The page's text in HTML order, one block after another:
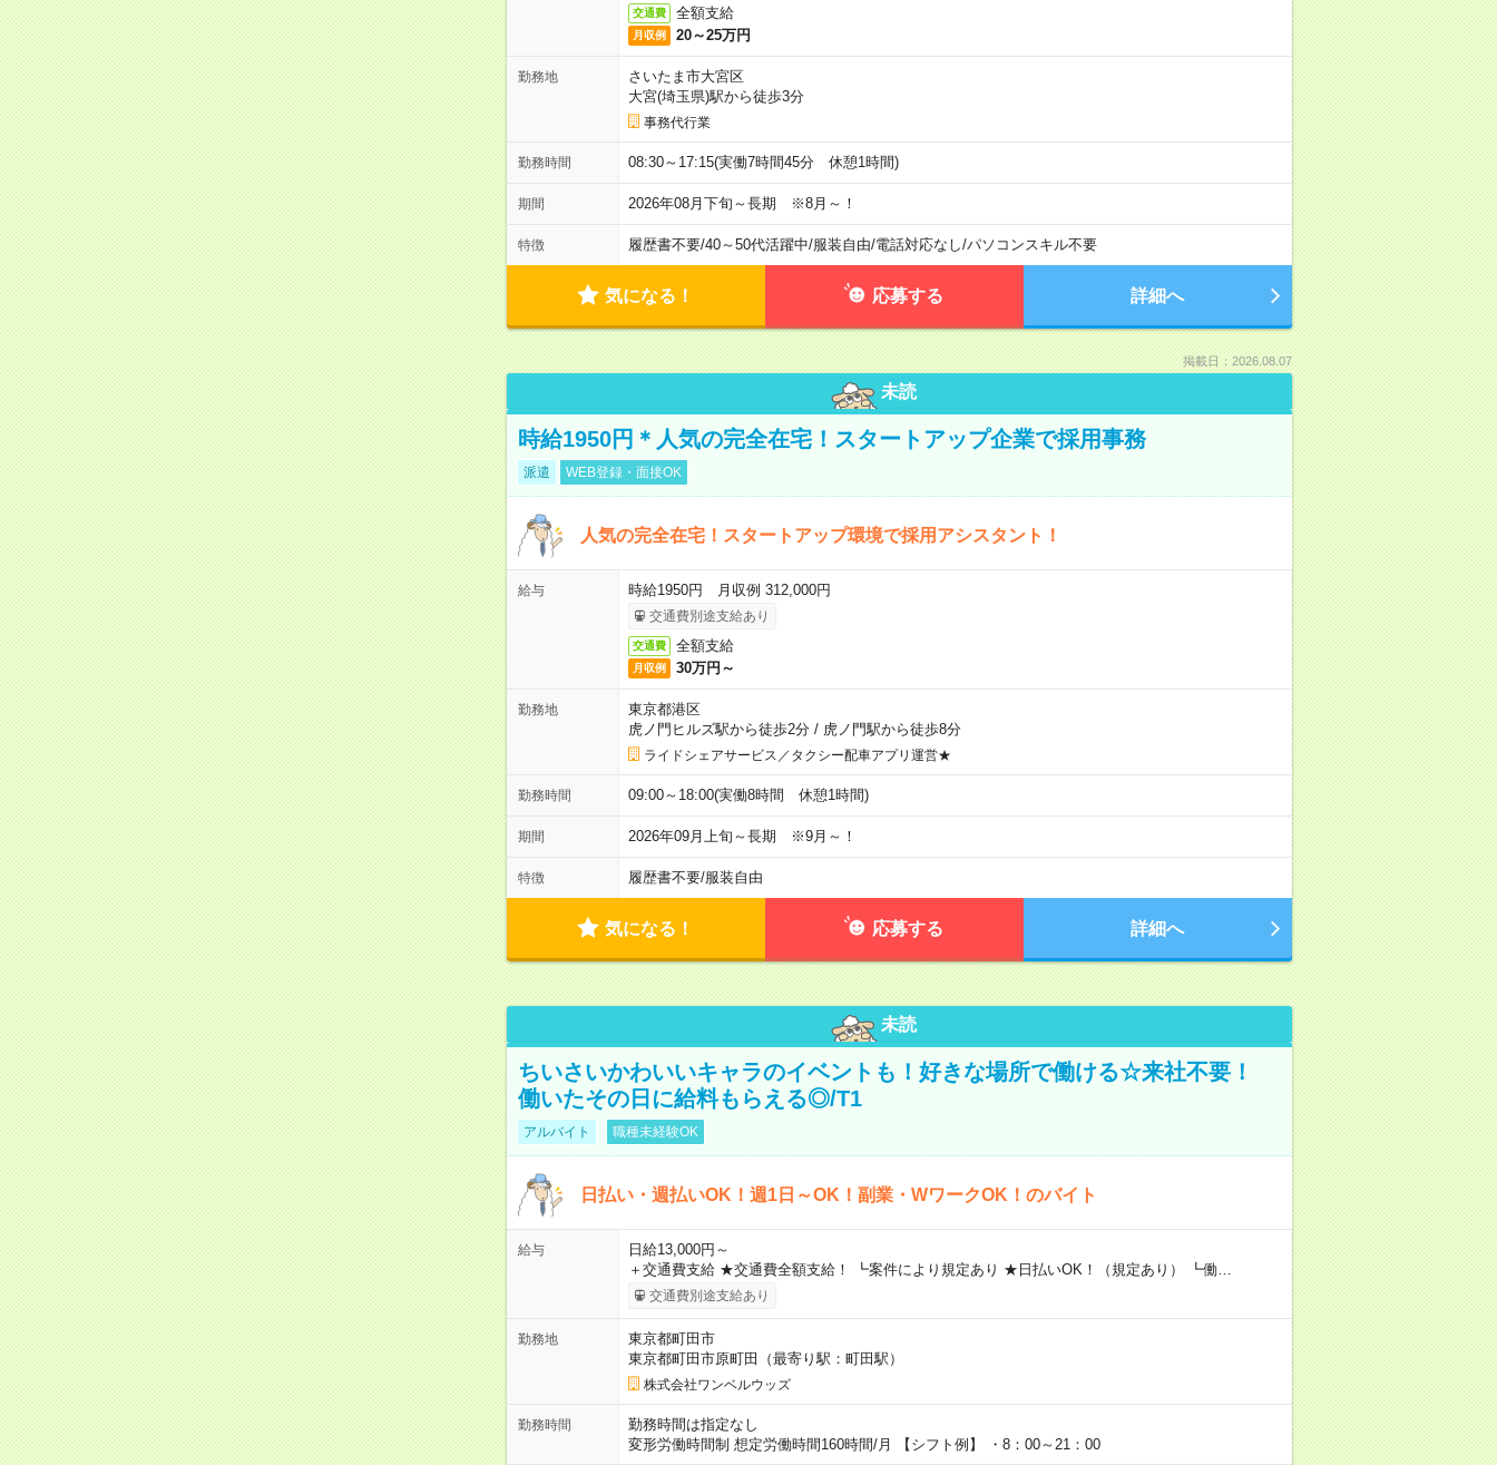
交通費 全額支給
月収例 20～25万円
勤務地
さいたま市大宮区
大宮(埼玉県)駅から徒歩3分
事務代行業
勤務時間 08:30～17:15(実働7時間45分 休憩1時間)
期間 2026年08月下旬～長期 ※8月～！
特徴 履歴書不要/40～50代活躍中/服装自由/電話対応なし/パソコンスキル不要
気になる！ 応募する 詳細へ
掲載日：2026.08.07
未読
時給1950円＊人気の完全在宅！スタートアップ企業で採用事務
派遣 WEB登録・面接OK
人気の完全在宅！スタートアップ環境で採用アシスタント！
給与 時給1950円 月収例 312,000円
交通費別途支給あり
交通費 全額支給
月収例 30万円～
勤務地
東京都港区
虎ノ門ヒルズ駅から徒歩2分/ 虎ノ門駅から徒歩8分
ライドシェアサービス／タクシー配車アプリ運営★
勤務時間 09:00～18:00(実働8時間 休憩1時間)
期間 2026年09月上旬～長期 ※9月～！
特徴 履歴書不要/服装自由
気になる！ 応募する 詳細へ
未読
ちいさいかわいいキャラのイベントも！好きな場所で働ける☆来社不要！
働いたその日に給料もらえる◎/T1
アルバイト 職種未経験OK
日払い・週払いOK！週1日～OK！副業・WワークOK！のバイト
給与
日給13,000円～
＋交通費支給 ★交通費全額支給！ ┗案件により規定あり ★日払いOK！（規定あり） ┗働…
交通費別途支給あり
勤務地
東京都町田市
東京都町田市原町田（最寄り駅：町田駅）
株式会社ワンベルウッズ
勤務時間
勤務時間は指定なし
変形労働時間制 想定労働時間160時間/月 【シフト例】 ・8：00～21：00